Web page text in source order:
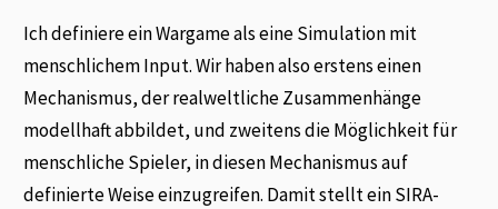
Ich definiere ein Wargame als eine Simulation mit
menschlichem Input. Wir haben also erstens einen
Mechanismus, der realweltliche Zusammenhänge
modellhaft abbildet, und zweitens die Möglichkeit für
menschliche Spieler, in diesen Mechanismus auf
definierte Weise einzugreifen. Damit stellt ein SIRA-